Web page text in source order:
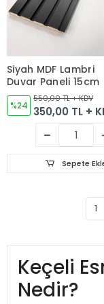
Siyah MDF Lambri
Duvar Paneli 15cm
%24
550,00 TL + KDV
350,00 TL +
Sepete
1
Keçeli
Nedir?